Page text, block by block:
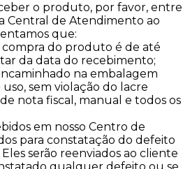
o produto, por favor, entre
Central de Atendimento ao
que:
compra do produto é de até
da data do recebimento;
na embalagem
sem violação do lacre
nota fiscal, manual e todos os
em nosso Centro de
para constatação do defeito
serão reenviados ao cliente